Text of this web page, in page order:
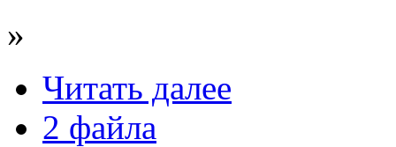
»
Читать далее
2 файла